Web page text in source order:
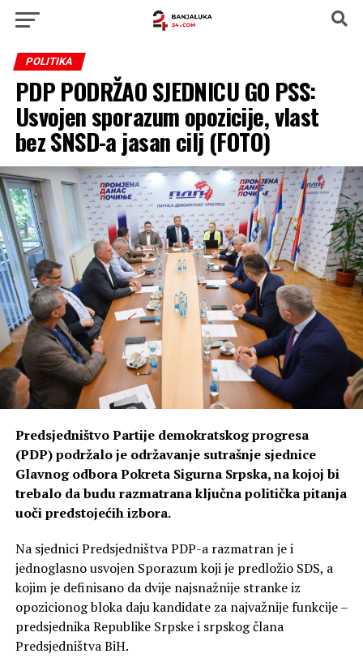
POLITIKA
PDP PODRŽAO SJEDNICU GO PSS:
Usvojen sporazum opozicije, vlast
bez SNSD-a jasan cilj (FOTO)
Predsjedništvo Partije demokratskog progresa
(PDP) podržalo je održavanje sutrašnje sjednice
Glavnog odbora Pokreta Sigurna Srpska, na kojoj bi
trebalo da budu razmatrana ključna politička pitanja
uoči predstojećih izbora.
Na sjednici Predsjedništva PDP-a razmatran je i
jednoglasno usvojen Sporazum koji je predložio SDS, a
kojim je definisano da dvije najsnažnije stranke iz
opozicionog bloka daju kandidate za najvažnije funkcije –
predsjednika Republike Srpske i srpskog člana
Predsjedništva BiH.